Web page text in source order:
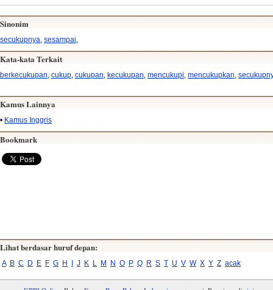
Sinonim
secukupnya sesampai
Kata-kata Terkait
berkecukupan, cukup, cukupan, kecukupan, mencukupi, mencukupkan,
Kamus Lainnya
• Kamus Inggris
Bookmark
Lihat berdasar huruf depan:
A B C D E F G H I J K L M N O P Q R S T U V W X Y Z acak